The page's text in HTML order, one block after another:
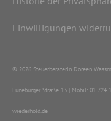
Einwilligungen
© 2026 Steuerberaterin Doreen
Lüneburger Straße 13 | Mobil: 01
wiederhold.de